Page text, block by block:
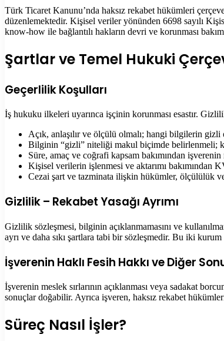
Türk Ticaret Kanunu’nda haksız rekabet hükümleri
düzenlemektedir. Kişisel veriler yönünden 6698 sayılı
know-how ile bağlantılı hakların devri ve korunması
Şartlar ve Temel Hukuki
Geçerlilik Koşulları
İş hukuku ilkeleri uyarınca işçinin korunması esastır.
Açık, anlaşılır ve ölçülü olmalı; hangi bilgilerin gizli
Bilginin “gizli” niteliği makul biçimde belirlenmeli;
Süre, amaç ve coğrafi kapsam bakımından
Kişisel verilerin işlenmesi ve aktarımı bakımından
Cezai şart ve tazminata ilişkin hükümler, ölçülülük
Gizlilik – Rekabet Yasağı Ayrımı
Gizlilik sözleşmesi, bilginin açıklanmamasını ve
ayrı ve daha sıkı şartlara tabi bir sözleşmedir. Bu iki
İşverenin Haklı Fesih Hakkı ve Diğer
İşverenin meslek sırlarının açıklanması veya sadakat
sonuçlar doğabilir. Ayrıca işveren, haksız rekabet
Süreç Nasıl İşler?